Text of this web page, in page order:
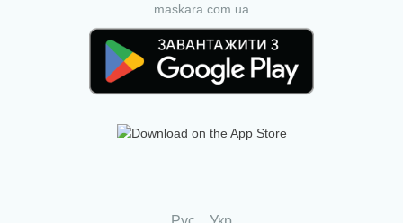
maskara.com.ua